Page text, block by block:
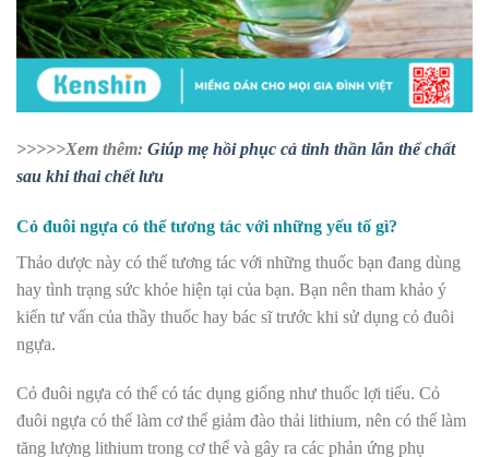
>>>>>Xem thêm: Giúp mẹ hồi phục cả tinh thần lẫn thể chất
sau khi thai chết lưu
Cỏ đuôi ngựa có thể tương tác với những yếu tố gì?
Thảo dược này có thể tương tác với những thuốc bạn đang dùng
hay tình trạng sức khỏe hiện tại của bạn. Bạn nên tham khảo ý
kiến tư vấn của thầy thuốc hay bác sĩ trước khi sử dụng cỏ đuôi
ngựa.
Cỏ đuôi ngựa có thể có tác dụng giống như thuốc lợi tiểu. Cỏ
đuôi ngựa có thể làm cơ thể giảm đào thải lithium, nên có thể làm
tăng lượng lithium trong cơ thể và gây ra các phản ứng phụ